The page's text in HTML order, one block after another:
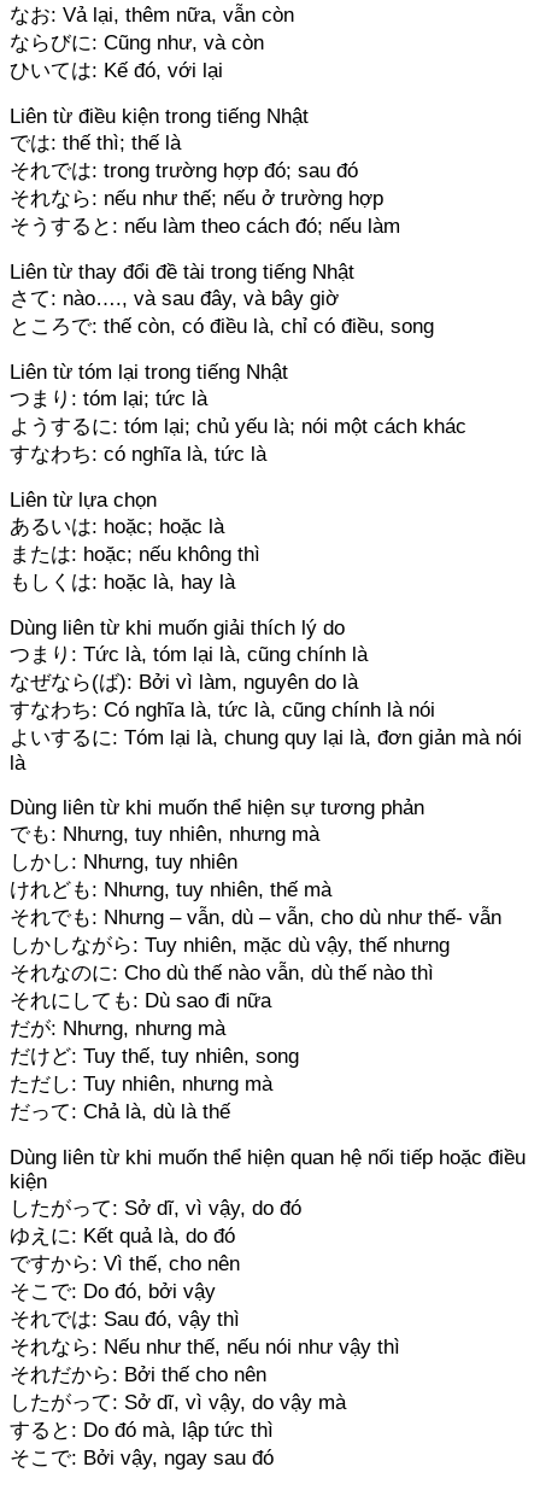
なお: Vả lại, thêm nữa, vẫn còn
ならびに: Cũng như, và còn
ひいては: Kế đó, với lại
Liên từ điều kiện trong tiếng Nhật
では: thế thì; thế là
それでは: trong trường hợp đó; sau đó
それなら: nếu như thế; nếu ở trường hợp
そうすると: nếu làm theo cách đó; nếu làm
Liên từ thay đổi đề tài trong tiếng Nhật
さて: nào…., và sau đây, và bây giờ
ところで: thế còn, có điều là, chỉ có điều, song
Liên từ tóm lại trong tiếng Nhật
つまり: tóm lại; tức là
ようするに: tóm lại; chủ yếu là; nói một cách khác
すなわち: có nghĩa là, tức là
Liên từ lựa chọn
あるいは: hoặc; hoặc là
または: hoặc; nếu không thì
もしくは: hoặc là, hay là
Dùng liên từ khi muốn giải thích lý do
つまり: Tức là, tóm lại là, cũng chính là
なぜなら(ば): Bởi vì làm, nguyên do là
すなわち: Có nghĩa là, tức là, cũng chính là nói
よいするに: Tóm lại là, chung quy lại là, đơn giản mà nói
là
Dùng liên từ khi muốn thể hiện sự tương phản
でも: Nhưng, tuy nhiên, nhưng mà
しかし: Nhưng, tuy nhiên
けれども: Nhưng, tuy nhiên, thế mà
それでも: Nhưng – vẫn, dù – vẫn, cho dù như thế- vẫn
しかしながら: Tuy nhiên, mặc dù vậy, thế nhưng
それなのに: Cho dù thế nào vẫn, dù thế nào thì
それにしても: Dù sao đi nữa
だが: Nhưng, nhưng mà
だけど: Tuy thế, tuy nhiên, song
ただし: Tuy nhiên, nhưng mà
だって: Chả là, dù là thế
Dùng liên từ khi muốn thể hiện quan hệ nối tiếp hoặc điều
kiện
したがって: Sở dĩ, vì vậy, do đó
ゆえに: Kết quả là, do đó
ですから: Vì thế, cho nên
そこで: Do đó, bởi vậy
それでは: Sau đó, vậy thì
それなら: Nếu như thế, nếu nói như vậy thì
それだから: Bởi thế cho nên
したがって: Sở dĩ, vì vậy, do vậy mà
すると: Do đó mà, lập tức thì
そこで: Bởi vậy, ngay sau đó